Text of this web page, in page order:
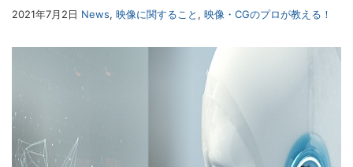
2021年7月2日 News, 映像に関すること , 映像・CGのプロが教える！